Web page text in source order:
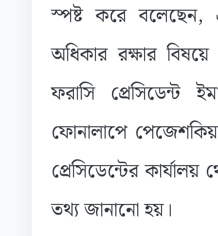
স্পষ্ট করে বলেছেন,
অধিকার রক্ষার
ফরাসি প্রেসিডেন্ট
ফোনালাপে
প্রেসিডেন্টের
তথ্য জানানো হয়।